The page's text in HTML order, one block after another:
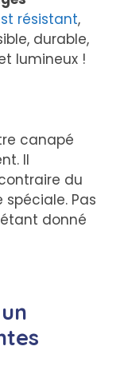
résistant,
durable,
lumineux !
canapé
Il
du
spéciale. Pas
donné